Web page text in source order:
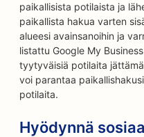
paikallisista potilaista ja
paikallista hakua varten
alueesi avainsanoihin ja
listattu Google My
tyytyväisiä potilaita
voi parantaa
potilaita.
Hyödynnä